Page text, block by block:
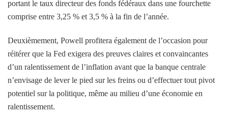
portant le taux directeur des fonds fédéraux dans une fourchette
comprise entre 3,25 % et 3,5 % à la fin de l’année.
Deuxièmement, Powell profitera également de l’occasion pour
réitérer que la Fed exigera des preuves claires et convaincantes
d’un ralentissement de l’inflation avant que la banque centrale
n’envisage de lever le pied sur les freins ou d’effectuer tout pivot
potentiel sur la politique, même au milieu d’une économie en
ralentissement.